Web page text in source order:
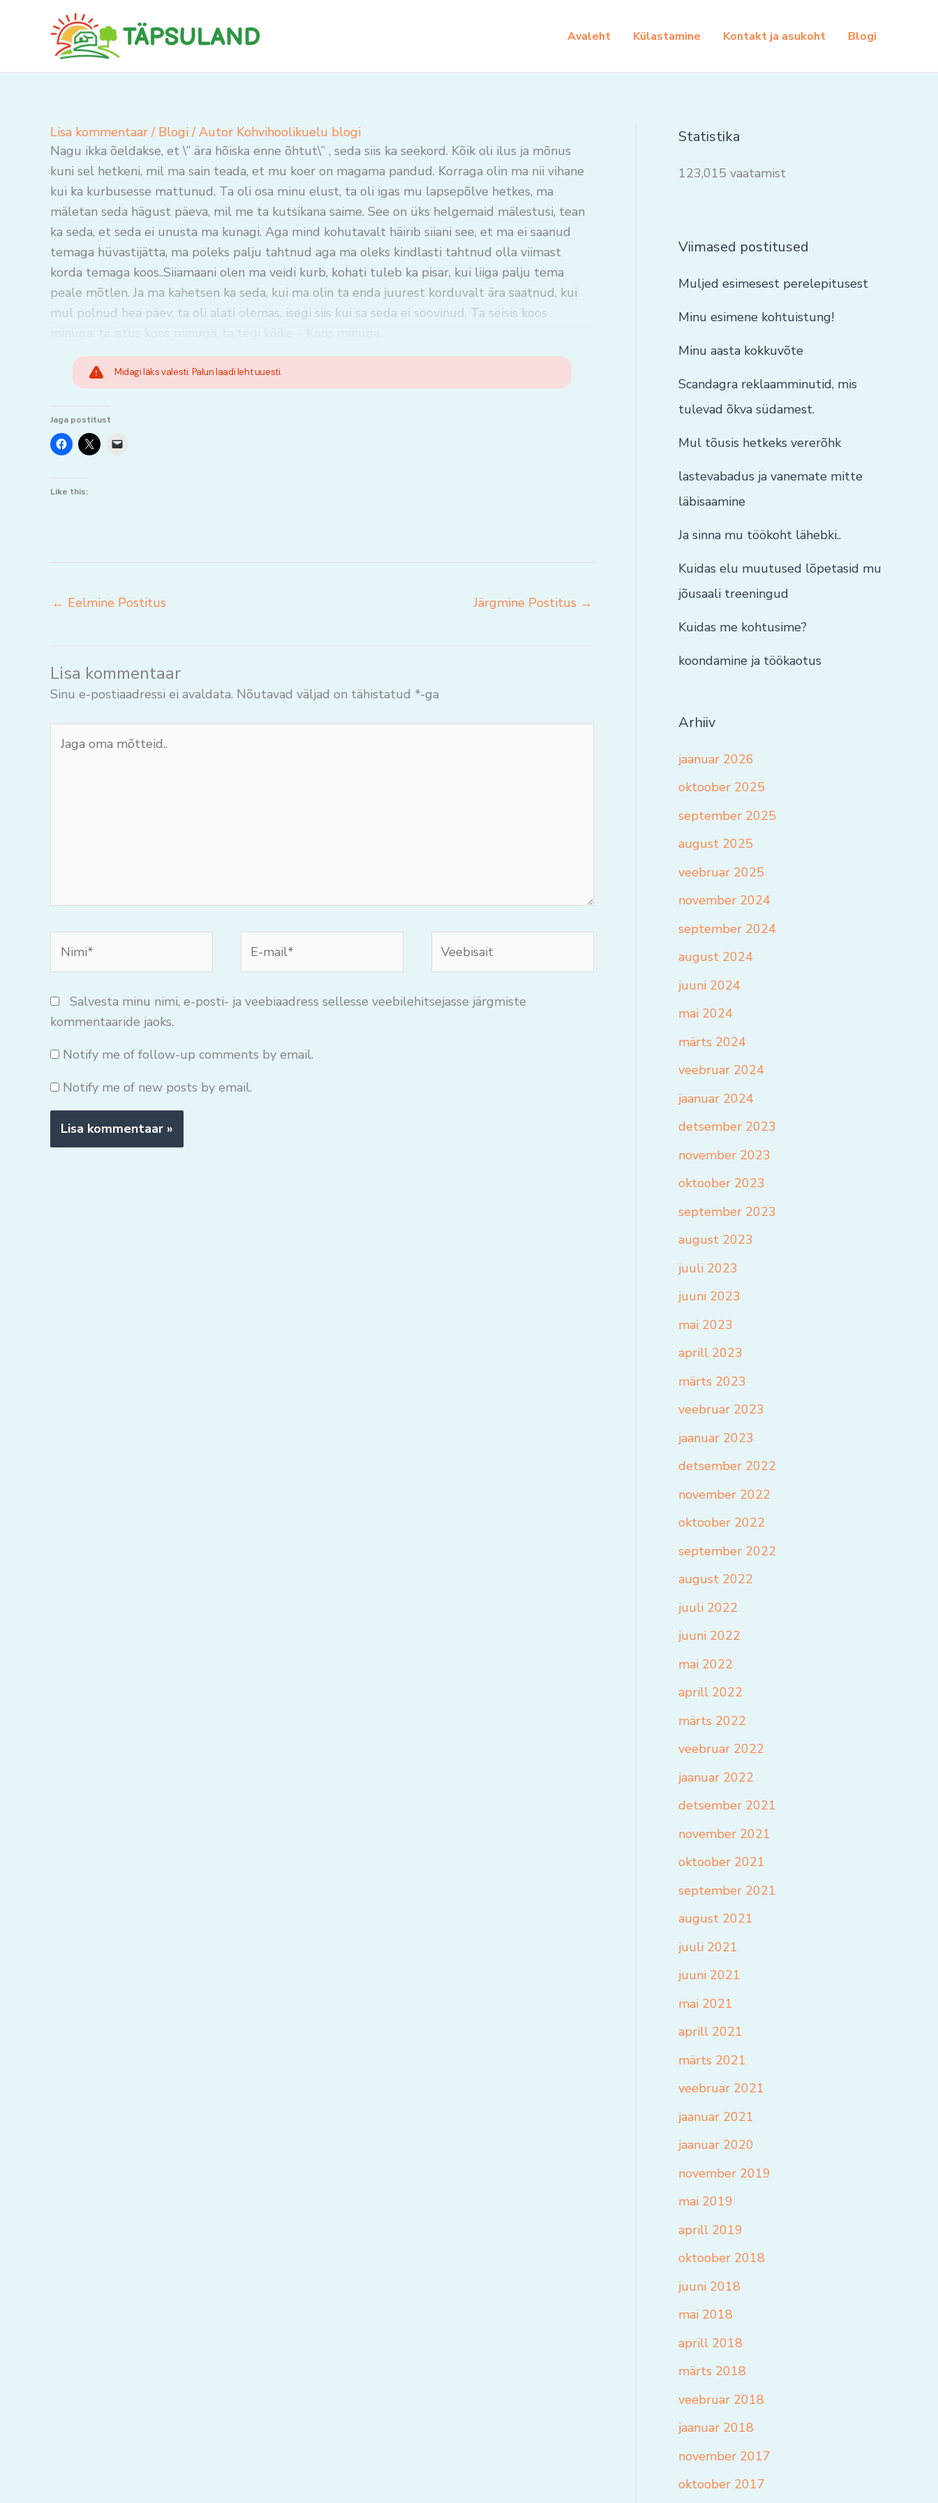
Avaleht Külastamine Kontakt ja asukoht Blogi
Lisa kommentaar / Blogi/ Autor Kohvihoolikuelu blogi
Nagu ikka õeldakse, et \” ära hõiska enne õhtut\” , seda siis ka seekord. Kõik oli ilus ja mõnus
kuni sel hetkeni, mil ma sain teada, et mu koer on magama pandud. Korraga olin ma nii vihane
kui ka kurbusesse mattunud. Ta oli osa minu elust, ta oli igas mu lapsepõlve hetkes, ma
mäletan seda hägust päeva, mil me ta kutsikana saime. See on üks helgemaid mälestusi, tean
ka seda, et seda ei unusta ma kunagi. Aga mind kohutavalt häirib siiani see, et ma ei saanud
temaga hüvastijätta, ma poleks palju tahtnud aga ma oleks kindlasti tahtnud olla viimast
korda temaga koos..Siiamaani olen ma veidi kurb, kohati tuleb ka pisar, kui liiga palju tema
peale mõtlen. Ja ma kahetsen ka seda, kui ma olin ta enda juurest korduvalt ära saatnud, kui
mul polnud hea päev, ta oli alati olemas, isegi siis kui sa seda ei soovinud. Ta seisis koos
Midagi läks valesti. Palun laadi leht uuesti.
Jaga postitust
Like this:
← Eelmine Postitus Järgmine Postitus →
Lisa kommentaar
Sinu e-postiaadressi ei avaldata. Nõutavad väljad on tähistatud *-ga
oma
mail*
Salvesta minu nimi, e-posti- ja veebiaadress sellesse veebilehitsejasse järgmiste
kommentaaride jaoks.
Notify me of follow-up comments by email.
Notify me of new posts by email.
Statistika
123,015 vaatamist
Viimased postitused
Muljed esimesest perelepitusest
Minu esimene kohtuistung!
Minu aasta kokkuvõte
Scandagra reklaamminutid, mis
tulevad õkva südamest.
Mul tõusis hetkeks vererõhk
lastevabadus ja vanemate mitte
läbisaamine
Ja sinna mu töökoht lähebki..
Kuidas elu muutused lõpetasid mu
jõusaali treeningud
Kuidas me kohtusime?
koondamine ja töökaotus
Arhiiv
jaanuar 2026
oktoober 2025
september 2025
august 2025
veebruar 2025
november 2024
september 2024
august 2024
juuni 2024
mai 2024
märts 2024
veebruar 2024
jaanuar 2024
detsember 2023
november 2023
oktoober 2023
september 2023
august 2023
juuli 2023
juuni 2023
mai 2023
aprill 2023
märts 2023
veebruar 2023
jaanuar 2023
detsember 2022
november 2022
oktoober 2022
september 2022
august 2022
juuli 2022
juuni 2022
mai 2022
aprill 2022
märts 2022
veebruar 2022
jaanuar 2022
detsember 2021
november 2021
oktoober 2021
september 2021
august 2021
juuli 2021
juuni 2021
mai 2021
aprill 2021
märts 2021
veebruar 2021
jaanuar 2021
jaanuar 2020
november 2019
mai 2019
aprill 2019
oktoober 2018
juuni 2018
mai 2018
aprill 2018
märts 2018
veebruar 2018
jaanuar 2018
november 2017
oktoober 2017